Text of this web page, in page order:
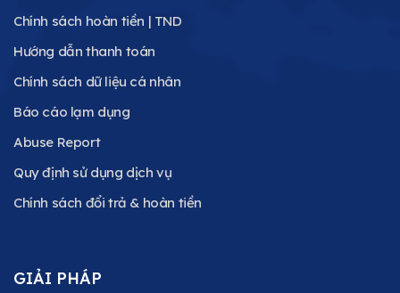
Chính sách hoàn tiền | TND
Hướng dẫn thanh toán
Chính sách dữ liệu cá nhân
Báo cáo lạm dụng
Abuse Report
Quy định sử dụng dịch vụ
Chính sách đổi trả & hoàn tiền
GIẢI PHÁP